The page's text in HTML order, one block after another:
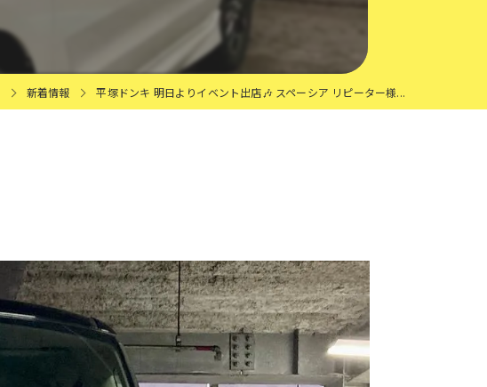
新着情報 平塚ドンキ 明日よりイベント出店🎶 スペーシア リピーター様...